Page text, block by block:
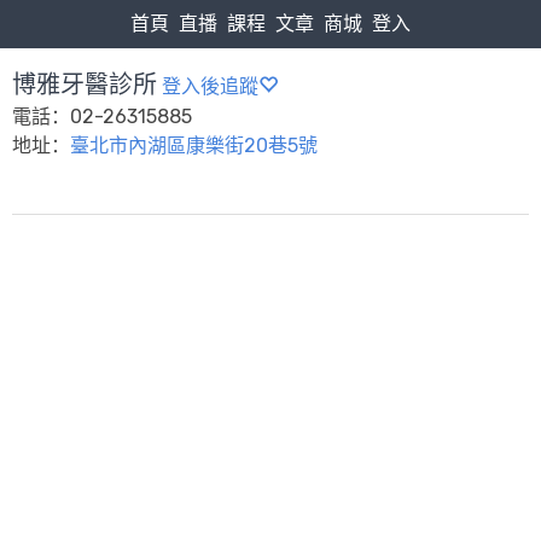
首頁 直播 課程 文章 商城 登入
博雅牙醫診所 登入後追蹤
電話：02-26315885
地址： 臺北市內湖區康樂街20巷5號